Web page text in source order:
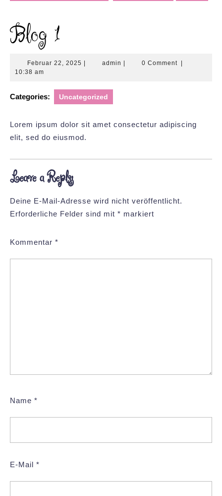
Blog 1
Februar 22, 2025 Februaradmin admin 0 Comment
10:38 am
Categories: Uncategorized
Lorem ipsum dolor sit amet consectetur adipiscing
elit, sed do eiusmod.
Leave a Reply
Deine E-Mail-Adresse wird nicht veröffentlicht.
Erforderliche Felder sind mit * markiert
Kommentar *
Name *
E-Mail *